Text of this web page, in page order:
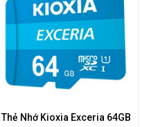
Thẻ Nhớ Kioxia Exceria 64GB